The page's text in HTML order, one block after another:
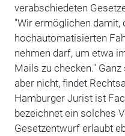
verabschiedeten
"Wir ermöglichen damit,
hochautomatisierten
nehmen darf, um etwa
Mails zu checken."
aber nicht, findet
Hamburger Jurist ist
bezeichnet ein solches
Gesetzentwurf erlaubt